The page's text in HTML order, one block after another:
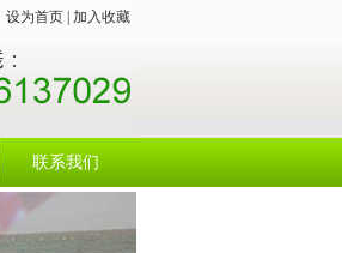
设为首页 加入收藏
联系我们